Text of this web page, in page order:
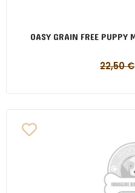
OASY GRAIN FREE PUPPY
22,50€